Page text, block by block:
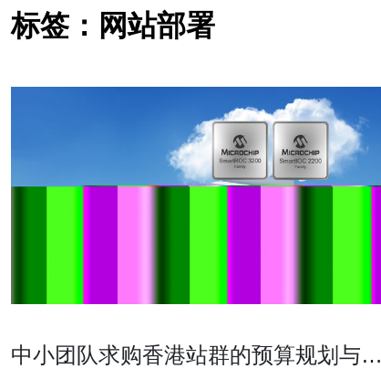
标签：网站部署
中小团队求购香港站群的预算规划与交